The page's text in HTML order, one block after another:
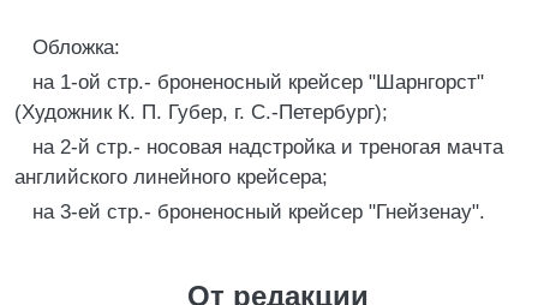
Обложка:
на 1-ой стр.- броненосный крейсер "Шарнгорст"
(Художник К. П. Губер, г. С.-Петербург);
на 2-й стр.- носовая надстройка и треногая мачта
английского линейного крейсера;
на 3-ей стр.- броненосный крейсер "Гнейзенау".
От редакции